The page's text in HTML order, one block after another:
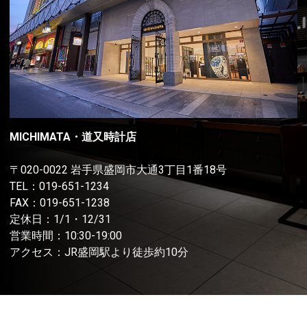
MICHIMATA・道又時計店
〒020-0022 岩手県盛岡市大通3丁目1番18号
TEL： 019-651-1234
FAX：019-651-1238
定休日：1/1・12/31
営業時間：10:30-19:00
アクセス：JR盛岡駅より徒歩約10分